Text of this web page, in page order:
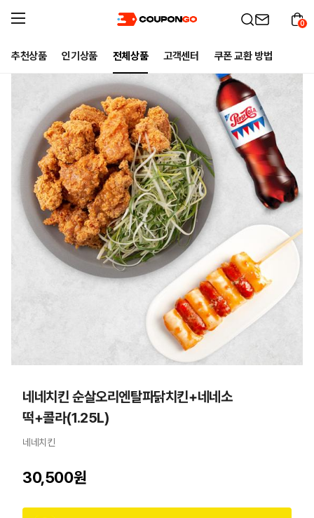
추천상품 인기상품 전체상품 고객센터 쿠폰 교환 방법
0
네네치킨 순살오리엔탈파닭치킨+네네소
떡+콜라(1.25L)
네네치킨
30,500원